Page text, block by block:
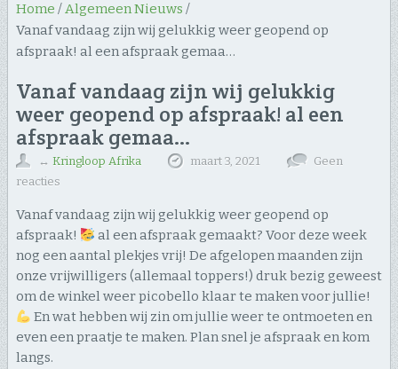
Home /Algemeen Nieuws /
Vanaf vandaag zijn wij gelukkig weer geopend op
afspraak! al een afspraak gemaa…
Vanaf vandaag zijn wij gelukkig
weer geopend op afspraak! al een
afspraak gemaa…
↔ Kringloop Afrika maart 3, 2021
Geen
reacties
Vanaf vandaag zijn wij gelukkig weer geopend op
afspraak!
al een afspraak gemaakt? Voor deze week
nog een aantal plekjes vrij! De afgelopen maanden zijn
onze vrijwilligers (allemaal toppers!) druk bezig geweest
om de winkel weer picobello klaar te maken voor jullie!
En wat hebben wij zin om jullie weer te ontmoeten en
even een praatje te maken. Plan snel je afspraak en kom
langs.